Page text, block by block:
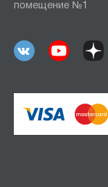
помещение №1